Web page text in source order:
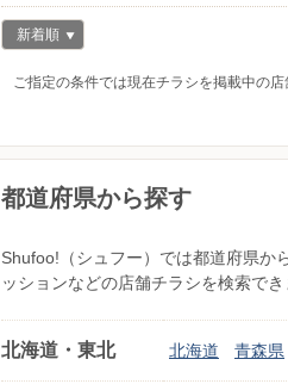
新着順
ご指定の条件では現在チラシを掲載中の店
都道府県から探す
Shufoo!（シュフー）では都道府県か
ッションなどの店舗チラシを検索でき
北海道・東北 北海道 青森県